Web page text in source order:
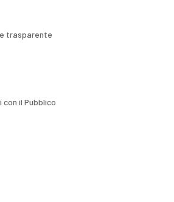
trasparente
il Pubblico